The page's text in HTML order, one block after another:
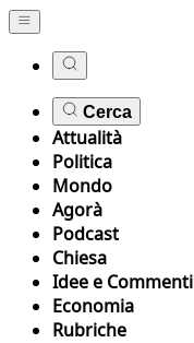
Cerca
Attualità
Politica
Mondo
Agorà
Podcast
Chiesa
Idee e Commenti
Economia
Rubriche